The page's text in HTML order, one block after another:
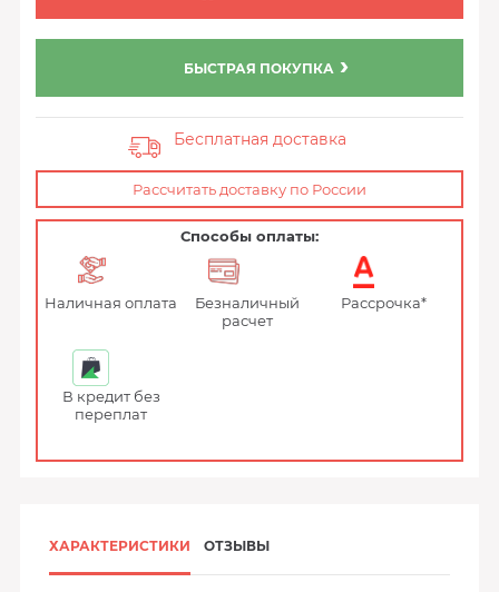
БЫСТРАЯ ПОКУПКА
Бесплатная доставка
Рассчитать доставку по России
Способы оплаты:
Наличная оплата
Безналичный
расчет
Рассрочка*
В кредит без
переплат
ХАРАКТЕРИСТИКИ ОТЗЫВЫ